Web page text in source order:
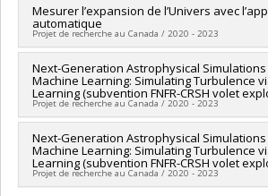
de la relève professorale
Chercheur principal : Laurence Perreault-
Sources de financement :SPIIE/Secrétariat
interorganismes à l’intention des
en recherche Apogée Canada/Bourse
Mesurer l’expansion de l’Univers avec
automatique
Projet de recherche au Canada / 2020 - 2023
Chercheur principal :Laurence Perreault-
Sources de financement :SPIIE/Secrétariat
interorganismes à l’intention des
Programmes de subvention :PVXXXXXX-
en recherche Apogée Canada/Bourse
Next-Generation Astrophysical Simulations
Machine Learning: Simulating Turbulence
Learning (subvention FNFR-CRSH volet
Projet de recherche au Canada / 2020 - 2023
Co-chercheurs :Marie-Josée Hébert,
Levasseur
Sources de financement :CRSH/Conseil de
sciences humaines du Canada
Next-Generation Astrophysical Simulations
Machine Learning: Simulating Turbulence
Learning (subvention FNFR-CRSH volet
Projet de recherche au Canada / 2020 - 2023